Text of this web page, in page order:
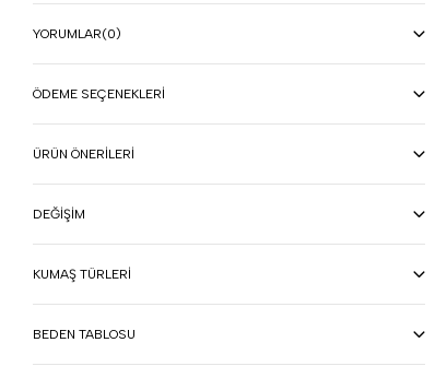
YORUMLAR(0)
ÖDEME SEÇENEKLERI
ÜRÜN ÖNERILERI
DEĞIŞIM
KUMAŞ TÜRLERI
BEDEN TABLOSU